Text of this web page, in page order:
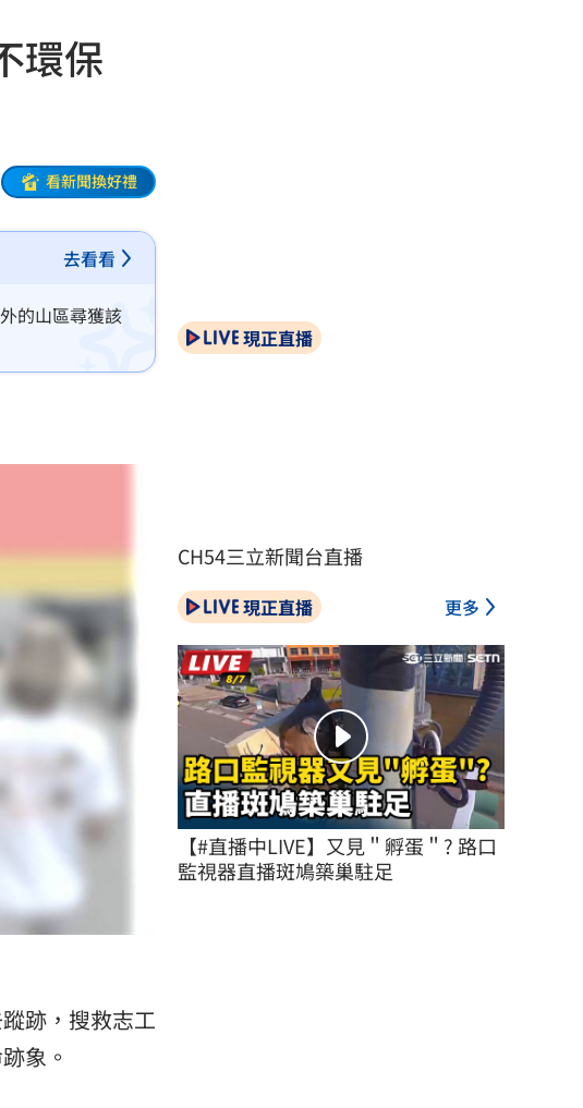
環保
看新聞換好禮
去看看
的山區尋獲該
跡，搜救志工
象。
現正直播
CH54三立新聞台直播
現正直播 更多
【#直播中LIVE】又見＂孵蛋＂? 路口
監視器直播斑鳩築巢駐足